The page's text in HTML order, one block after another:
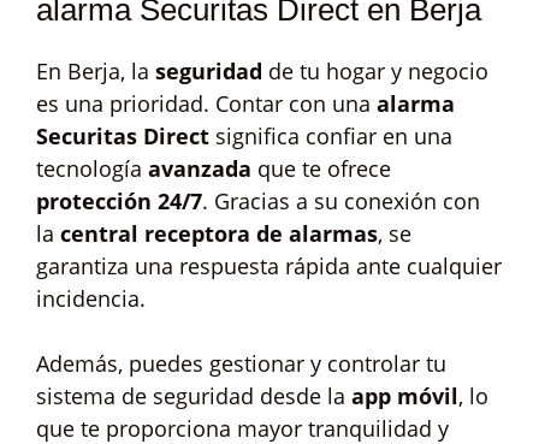
alarma Securitas Direct en Berja
En Berja, la seguridad de tu hogar y negocio
es una prioridad. Contar con una alarma
Securitas Direct significa confiar en una
tecnología avanzada que te ofrece
protección 24/7. Gracias a su conexión con
la central receptora de alarmas, se
garantiza una respuesta rápida ante cualquier
incidencia.
Además, puedes gestionar y controlar tu
sistema de seguridad desde la app móvil, lo
que te proporciona mayor tranquilidad y